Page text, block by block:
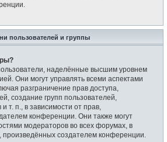
пользователей и группы
наделённые высшим уровнем
Они могут управлять всеми аспектами
разграничение прав доступа,
создание групп пользователей,
т. п., в зависимости от прав,
конференции. Они также могут
модераторов во всех форумах, в
произведённых создателем конференции.